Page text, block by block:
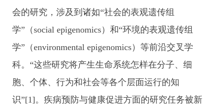
会的研究，涉及到诸如“社会的表观遗传组
学”（social epigenomics）和“环境的表观遗传组
学”（environmental epigenomics）等前沿交叉学
科。“这些研究将产生生命系统怎样在分子、细
胞、个体、行为和社会等各个层面运行的知
识”[1]。疾病预防与健康促进方面的研究任务被新